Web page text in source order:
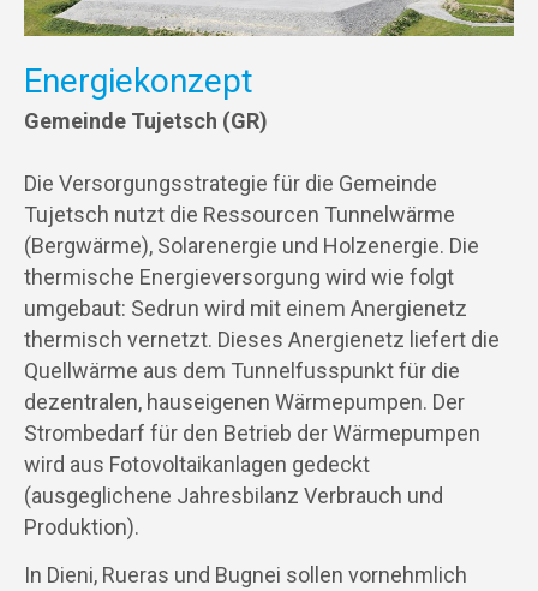
Energiekonzept
Gemeinde Tujetsch (GR)
Die Versorgungsstrategie für die Gemeinde
Tujetsch nutzt die Ressourcen Tunnelwärme
(Bergwärme), Solarenergie und Holzenergie. Die
thermische Energieversorgung wird wie folgt
umgebaut: Sedrun wird mit einem Anergienetz
thermisch vernetzt. Dieses Anergienetz liefert die
Quellwärme aus dem Tunnelfusspunkt für die
dezentralen, hauseigenen Wärmepumpen. Der
Strombedarf für den Betrieb der Wärmepumpen
wird aus Fotovoltaikanlagen gedeckt
(ausgeglichene Jahresbilanz Verbrauch und
Produktion).
In Dieni, Rueras und Bugnei sollen vornehmlich